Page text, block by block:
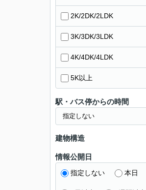
2K/2DK/2LDK
3K/3DK/3LDK
4K/4DK/4LDK
5K以上
駅・バス停からの時間
建物構造
情報公開日
指定しない 本日